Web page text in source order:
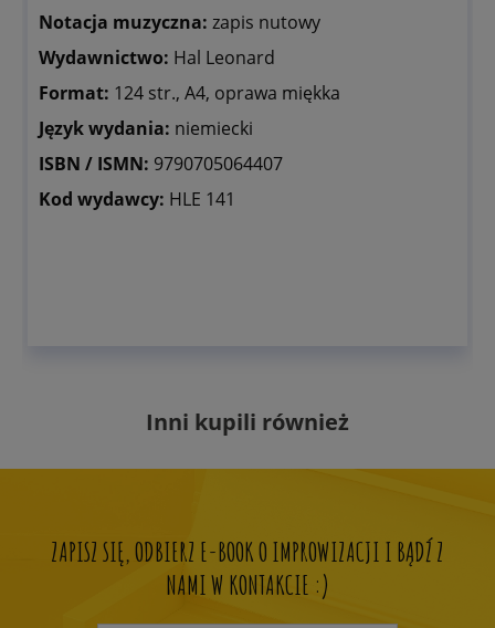
Notacja muzyczna: zapis nutowy
Wydawnictwo: Hal Leonard
Format: 124 str., A4, oprawa miękka
Język wydania: niemiecki
ISBN / ISMN: 9790705064407
Kod wydawcy: HLE 141
Inni kupili również
ZAPISZ SIĘ, ODBIERZ E-BOOK O IMPROWIZACJI I BĄDŹ Z
NAMI W KONTAKCIE :)